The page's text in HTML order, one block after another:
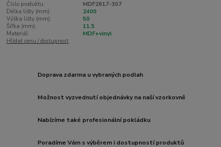
Číslo produktu:
MDF2617-307
Délka lišty (mm):
2400
Výška lišty (mm):
50
Šířka (mm):
11,5
Materiál:
MDF+vinyl
Hlídat cenu / dostupnost
Doprava zdarma u vybraných podlah
Možnost vyzvednutí objednávky na naší vzorkovně
Nabízíme také profesionální pokládku
Poradíme Vám s výběrem i dostupností produktů